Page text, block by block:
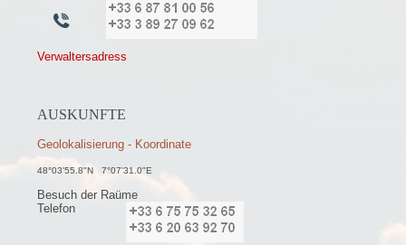
Verwaltersadress
AUSKUNFTE
Geolokalisierung - Koordinate
48°03'55.8"N 7°07'31.0"E
Besuch der Raüme
Telefon